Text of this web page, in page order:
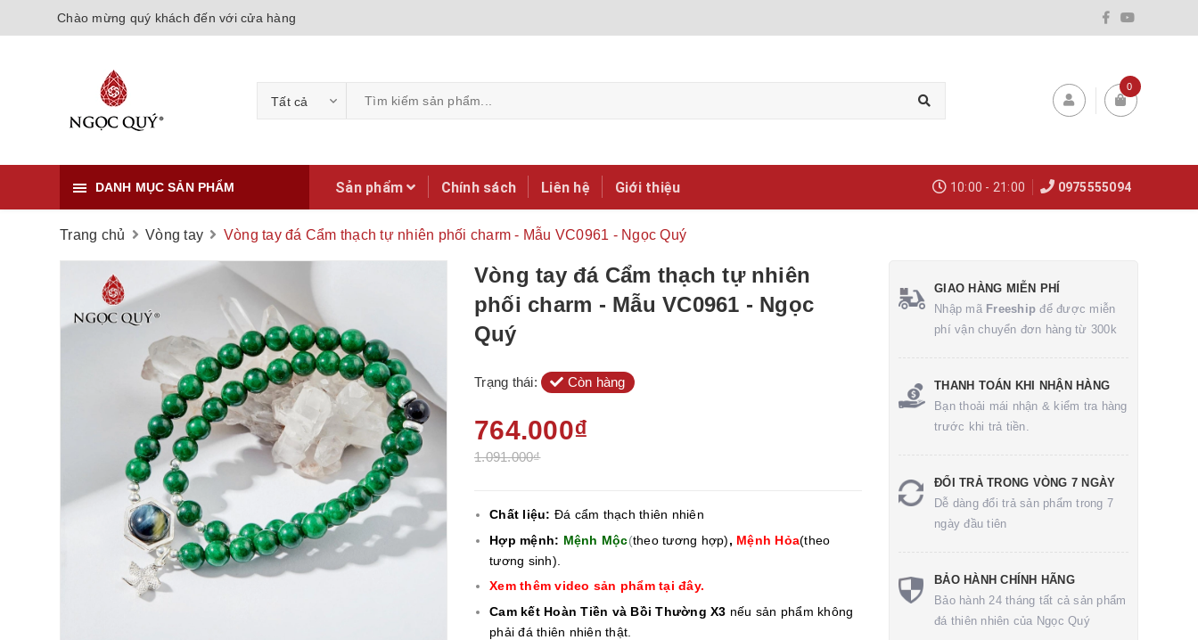
Chào mừng quý khách đến với cửa hàng
Tất cả
0
DANH MỤC SẢN PHẨM Sản phẩm Chính sách Liên hệ Giới thiệu 10:00 - 21:00 0975555094
Trang chủ Vòng tay Vòng tay đá Cẩm thạch tự nhiên phối charm - Mẫu VC0961 - Ngọc Quý
Vòng tay đá Cẩm thạch tự nhiên
phối charm - Mẫu VC0961 - Ngọc
Quý
Trạng thái: Còn hàng
764.000₫
1.091.000₫
Chất liệu: Đá cẩm thạch thiên nhiên
Hợp mệnh: Mệnh Mộc(theo tương hợp), Mệnh Hỏa(theo
tương sinh).
Xem thêm video sản phẩm tại đây.
Cam kết Hoàn Tiền và Bồi Thường X3 nếu sản phẩm không
phải đá thiên nhiên thật.
GIAO HÀNG MIỄN PHÍ
Nhập mã Freeship để được miễn
phí vận chuyển đơn hàng từ 300k
THANH TOÁN KHI NHẬN HÀNG
Bạn thoải mái nhận & kiểm tra hàng
trước khi trả tiền.
ĐỔI TRẢ TRONG VÒNG 7 NGÀY
Dễ dàng đổi trả sản phẩm trong 7
ngày đầu tiên
BẢO HÀNH CHÍNH HÃNG
Bảo hành 24 tháng tất cả sản phẩm
đá thiên nhiên của Ngọc Quý